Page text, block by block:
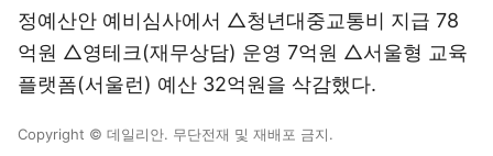
정예산안 예비심사에서 △청년대중교통비 지급 78
억원 △영테크(재무상담) 운영 7억원 △서울형 교육
플랫폼(서울런) 예산 32억원을 삭감했다.
Copyright © 데일리안. 무단전재 및 재배포 금지.